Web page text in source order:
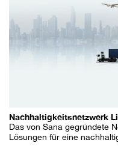
Nachhaltigkeitsnetzwerk
Das von Sana gegründete
Lösungen für eine